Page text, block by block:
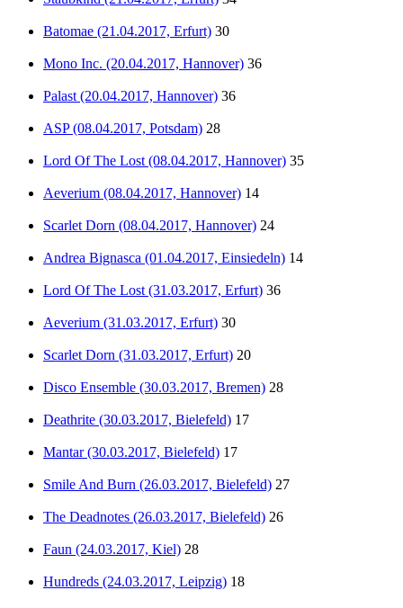
Batomae (21.04.2017, Erfurt) 30
Mono Inc. (20.04.2017, Hannover) 36
Palast (20.04.2017, Hannover) 36
ASP (08.04.2017, Potsdam) 28
Lord Of The Lost (08.04.2017, Hannover) 35
Aeverium (08.04.2017, Hannover) 14
Scarlet Dorn (08.04.2017, Hannover) 24
Andrea Bignasca (01.04.2017, Einsiedeln) 14
Lord Of The Lost (31.03.2017, Erfurt) 36
Aeverium (31.03.2017, Erfurt) 30
Scarlet Dorn (31.03.2017, Erfurt) 20
Disco Ensemble (30.03.2017, Bremen) 28
Deathrite (30.03.2017, Bielefeld) 17
Mantar (30.03.2017, Bielefeld) 17
Smile And Burn (26.03.2017, Bielefeld) 27
The Deadnotes (26.03.2017, Bielefeld) 26
Faun (24.03.2017, Kiel) 28
Hundreds (24.03.2017, Leipzig) 18